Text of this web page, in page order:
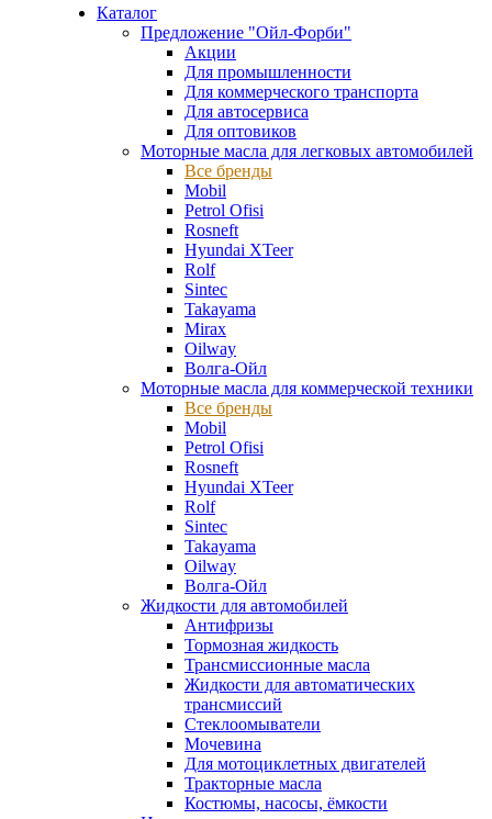
Каталог
Предложение "Ойл-Форби"
Акции
Для промышленности
Для коммерческого транспорта
Для автосервиса
Для оптовиков
Моторные масла для легковых автомобилей
Все бренды
Mobil
Petrol Ofisi
Rosneft
Hyundai XTeer
Rolf
Sintec
Takayama
Mirax
Oilway
Волга-Ойл
Моторные масла для коммерческой техники
Все бренды
Mobil
Petrol Ofisi
Rosneft
Hyundai XTeer
Rolf
Sintec
Takayama
Oilway
Волга-Ойл
Жидкости для автомобилей
Антифризы
Тормозная жидкость
Трансмиссионные масла
Жидкости для автоматических
трансмиссий
Стеклоомыватели
Мочевина
Для мотоциклетных двигателей
Тракторные масла
Костюмы, насосы, ёмкости